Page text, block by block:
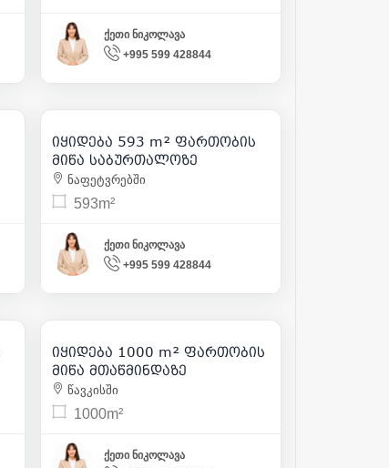
ქეთი ნიკოლავა
+995 599 428844
1
75 000 | m² 126
იყიდება 593 m² ფართობის
მიწა საბურთალოზე
ნაფეტვრებში
593m²
ქეთი ნიკოლავა
+995 599 428844
6
120 000 | m² 120
იყიდება 1000 m² ფართობის
მიწა მთაწმინდაზე
წავკისში
1000m²
ქეთი ნიკოლავა